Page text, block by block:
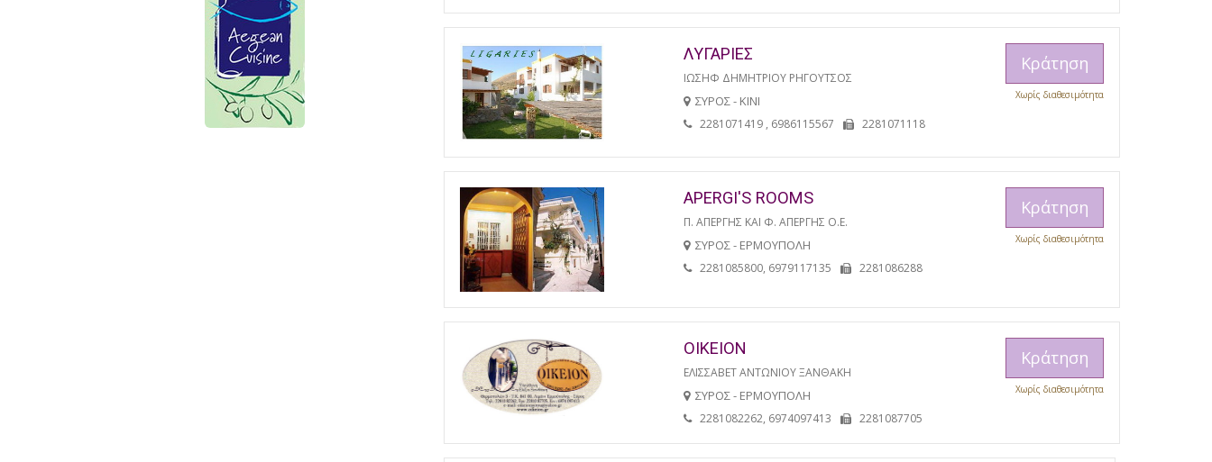
ΛΥΓΑΡΙΕΣ
ΙΩΣΗΦ ΔΗΜΗΤΡΙΟΥ ΡΗΓΟΥΤΣΟΣ
ΣΥΡΟΣ - ΚΙΝΙ
2281071419 , 6986115567 2281071118
Κράτηση
Χωρίς διαθεσιμότητα
APERGI'S ROOMS
Π. ΑΠΕΡΓΗΣ ΚΑΙ Φ. ΑΠΕΡΓΗΣ Ο.Ε.
ΣΥΡΟΣ - ΕΡΜΟΥΠΟΛΗ
2281085800, 6979117135 2281086288
Κράτηση
Χωρίς διαθεσιμότητα
ΟΙΚΕΙΟΝ
ΕΛΙΣΣΑΒΕΤ ΑΝΤΩΝΙΟΥ ΞΑΝΘΑΚΗ
ΣΥΡΟΣ - ΕΡΜΟΥΠΟΛΗ
2281082262, 6974097413 2281087705
Κράτηση
Χωρίς διαθεσιμότητα